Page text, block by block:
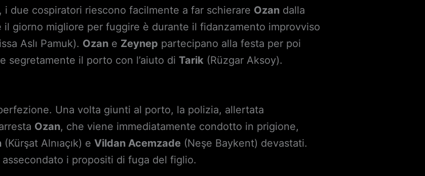
due cospiratori riescono facilmente a far schierare Ozan dalla
giorno migliore per fuggire è durante il fidanzamento improvviso
Aslı Pamuk). Ozan e Zeynep partecipano alla festa per poi
segretamente il porto con l’aiuto diTarik (Rüzgar Aksoy).
Una volta giunti al porto, la polizia, allertata
Ozan, che viene immediatamente condotto in prigione,
(Kürşat Alnıaçık) eVildan Acemzade (Neşe Baykent) devastati.
assecondato i propositi di fuga del figlio.